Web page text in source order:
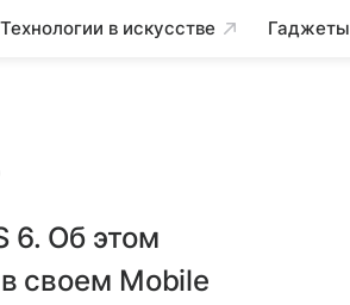
Технологии в искусстве Гаджеты
6. Об этом
своем Mobile